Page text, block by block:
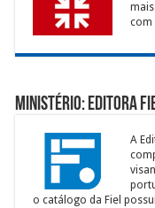
com
Ministério: Editora
A
o catálogo da Fiel